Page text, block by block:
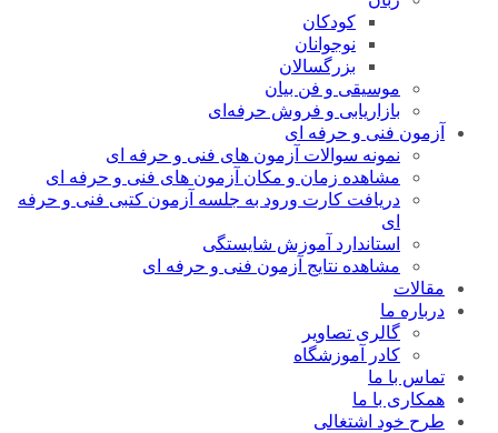
کودکان
نوجوانان
بزرگسالان
موسیقی و فن بیان
بازاریابی و فروش حرفه‌ای
آزمون فنی و حرفه ای
نمونه سوالات آزمون های فنی و حرفه ای
مشاهده زمان و مکان آزمون های فنی و حرفه ای
دریافت کارت ورود به جلسه آزمون کتبی فنی و حرفه
ای
استاندارد آموزش شایستگی
مشاهده نتایج آزمون فنی و حرفه ای
مقالات
درباره ما
گالری تصاویر
کادر آموزشگاه
تماس با ما
همکاری با ما
طرح خود اشتغالی